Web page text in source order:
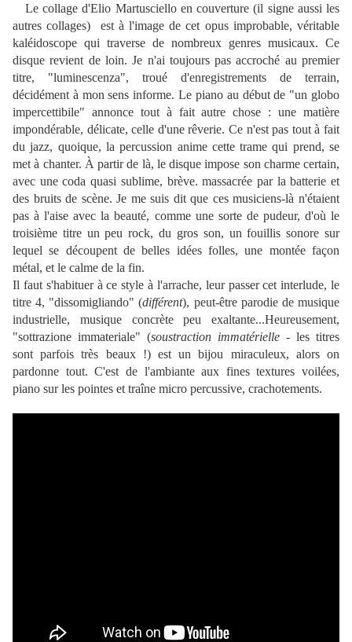
Le collage d'Elio Martusciello en couverture (il signe aussi les
autres collages) est à l'image de cet opus improbable, véritable
kaléidoscope qui traverse de nombreux genres musicaux. Ce
disque revient de loin. Je n'ai toujours pas accroché au premier
titre, "luminescenza", troué d'enregistrements de terrain,
décidément à mon sens informe. Le piano au début de "un globo
impercettibile" annonce tout à fait autre chose : une matière
impondérable, délicate, celle d'une rêverie. Ce n'est pas tout à fait
du jazz, quoique, la percussion anime cette trame qui prend, se
met à chanter. À partir de là, le disque impose son charme certain,
avec une coda quasi sublime, brève. massacrée par la batterie et
des bruits de scène. Je me suis dit que ces musiciens-là n'étaient
pas à l'aise avec la beauté, comme une sorte de pudeur, d'où le
troisième titre un peu rock, du gros son, un fouillis sonore sur
lequel se découpent de belles idées folles, une montée façon
métal, et le calme de la fin.
Il faut s'habituer à ce style à l'arrache, leur passer cet interlude, le
titre 4, "dissomigliando" (différent), peut-être parodie de musique
industrielle, musique concrète peu exaltante...Heureusement,
"sottrazione immateriale" (soustraction immatérielle - les titres
sont parfois très beaux !) est un bijou miraculeux, alors on
pardonne tout. C'est de l'ambiante aux fines textures voilées,
piano sur les pointes et traîne micro percussive, crachotements.